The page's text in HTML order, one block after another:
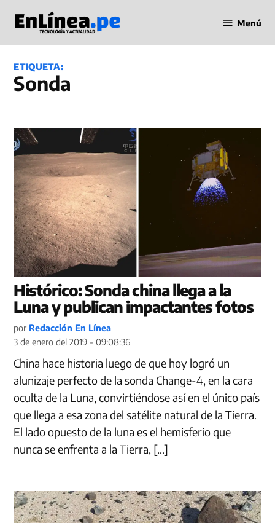
contenido
en Línea
Menú
ETIQUETA:
Sonda
Histórico: Sonda china llega a la
Luna y publican impactantes fotos
por Redacción En Línea
3 de enero del 2019 - 09:08:36
China hace historia luego de que hoy logró un
alunizaje perfecto de la sonda Change-4, en la cara
oculta de la Luna, convirtiéndose así en el único país
que llega a esa zona del satélite natural de la Tierra.
El lado opuesto de la luna es el hemisferio que
nunca se enfrenta a la Tierra, […]